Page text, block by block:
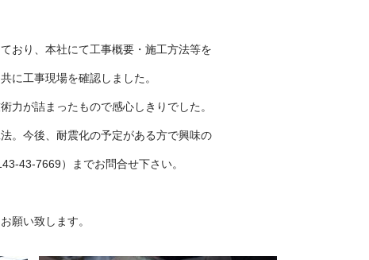
おり、本社にて工事概要・施工方法等を
に工事現場を確認しました。
力が詰まったもので感心しきりでした。
。今後、耐震化の予定がある方で興味の
43-7669）までお問合せ下さい。
願い致します。